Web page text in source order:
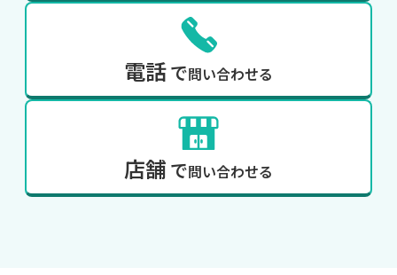
電話で問い合わせる
店舗 で問い合わせる